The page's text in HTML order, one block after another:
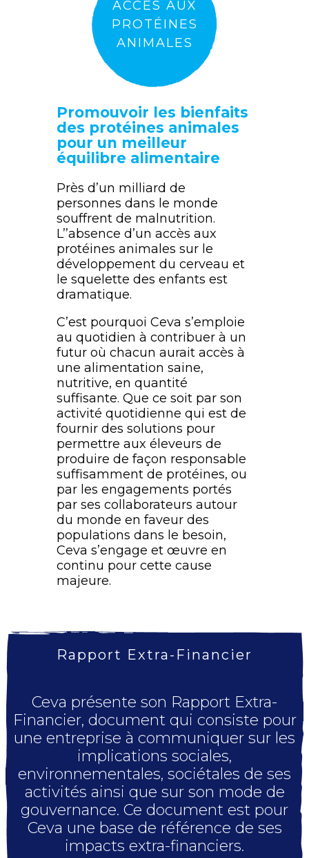
ACCÈS AUX
PROTÉINES
ANIMALES
Promouvoir les bienfaits
des protéines animales
pour un meilleur
équilibre alimentaire
Près d’un milliard de
personnes dans le monde
souffrent de malnutrition.
L’’absence d’un accès aux
protéines animales sur le
développement du cerveau et
le squelette des enfants est
dramatique.
C’est pourquoi Ceva s’emploie
au quotidien à contribuer à un
futur où chacun aurait accès à
une alimentation saine,
nutritive, en quantité
suffisante. Que ce soit par son
activité quotidienne qui est de
fournir des solutions pour
permettre aux éleveurs de
produire de façon responsable
suffisamment de protéines, ou
par les engagements portés
par ses collaborateurs autour
du monde en faveur des
populations dans le besoin,
Ceva s’engage et œuvre en
continu pour cette cause
majeure.
Rapport Extra-Financier
Ceva présente son Rapport Extra-
Financier, document qui consiste pour
une entreprise à communiquer sur les
implications sociales,
environnementales, sociétales de ses
activités ainsi que sur son mode de
gouvernance. Ce document est pour
Ceva une base de référence de ses
impacts extra-financiers.